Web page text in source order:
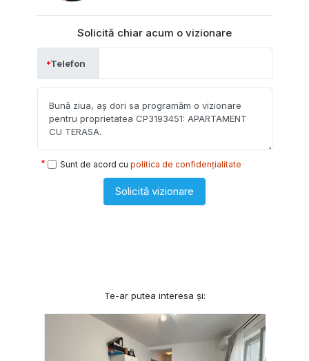
Solicită chiar acum o vizionare
Telefon
Sunt de acord cu politica de confidențialitate
Solicită vizionare
Te-ar putea interesa și: